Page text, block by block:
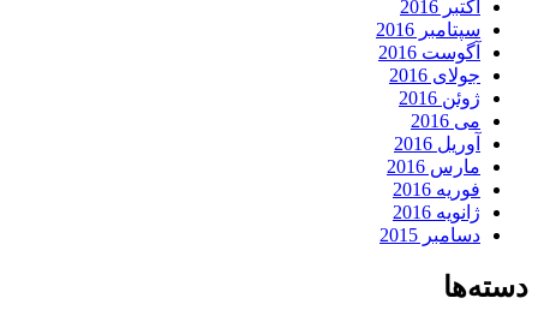
اکتبر 2016
سپتامبر 2016
آگوست 2016
جولای 2016
ژوئن 2016
می 2016
آوریل 2016
مارس 2016
فوریه 2016
ژانویه 2016
دسامبر 2015
دسته‌ها